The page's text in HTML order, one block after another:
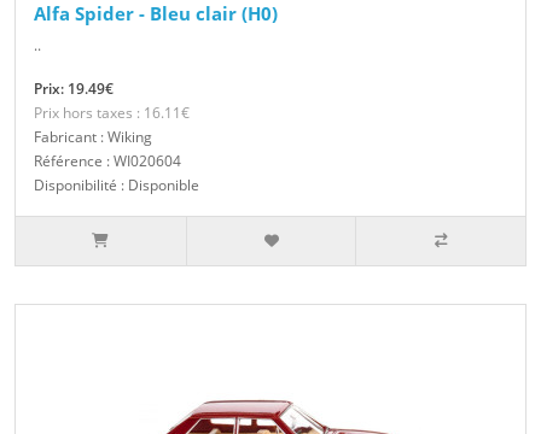
Alfa Spider - Bleu clair (H0)
..
Prix: 19.49€
Prix hors taxes : 16.11€
Fabricant : Wiking
Référence : WI020604
Disponibilité : Disponible